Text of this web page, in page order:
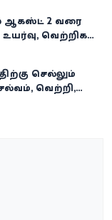
ஆகஸ்ட் 2 வரை
வெற்றிகள்
செல்லும்
வெற்றி,